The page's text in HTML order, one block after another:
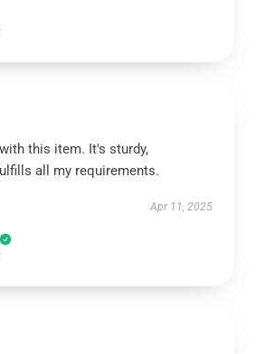
this item. It's sturdy,
all my requirements.
Apr 11, 2025